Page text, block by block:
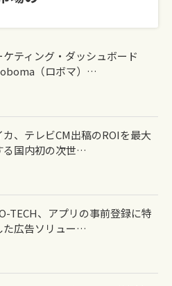
ケティング・ダッシュボード
（ロボマ）…
カ、テレビCM出稿のROIを最大
る国内初の次世…
TECH、アプリの事前登録に特
た広告ソリュー…